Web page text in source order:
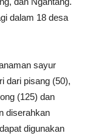
dalam 18 desa
sayur
dari pisang (50),
(125) dan
diserahkan
digunakan